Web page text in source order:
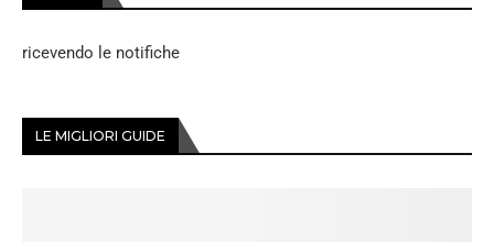
ricevendo le notifiche
LE MIGLIORI GUIDE